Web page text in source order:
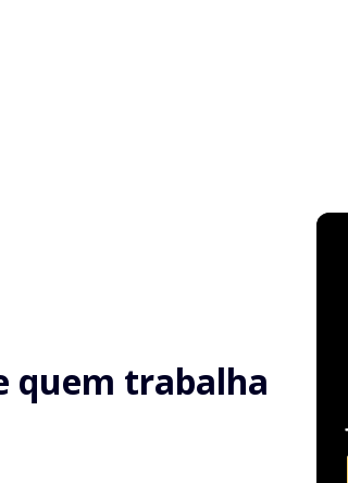
quem trabalha